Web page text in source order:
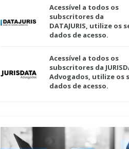
Acessível a todos os
subscritores da
DATAJURIS, utilize os
dados de acesso.
Acessível a todos os
subscritores da
Advogados, utilize os
dados de acesso.